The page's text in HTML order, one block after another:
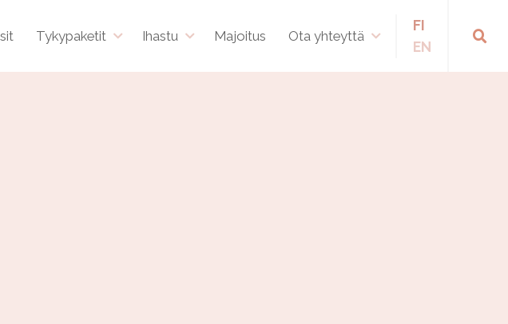
Tykypaketit Ihastu Majoitus Ota yhteyttä
FI
EN